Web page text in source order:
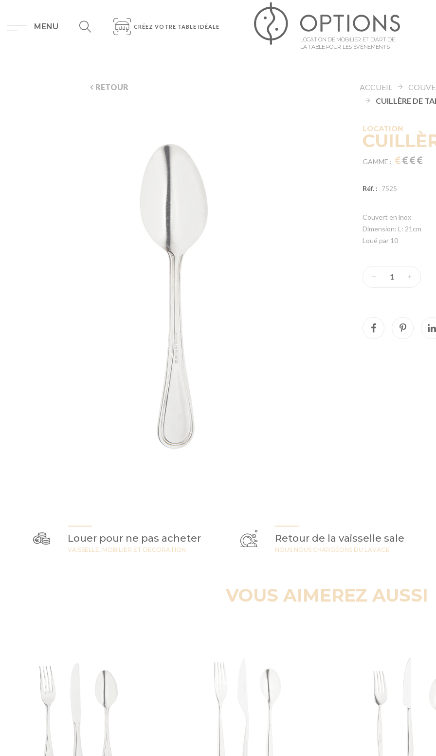
MENU CRÉEZ VOTRE TABLE IDÉALE
LOCATION DE MOBILIER ET D’ART DE
LA TABLE POUR LES ÉVÉNEMENTS
RETOUR ACCUEIL
LOCATION
GAMME :
Réf. : 7525
Couvert en inox
Dimension: L: 21cm
Loué par 10
Louer pour ne pas acheter
VAISSELLE, MOBILIER ET DECORATION
Retour de la vaisselle sale
NOUS NOUS CHARGEONS DU LAVAGE
VOUS AIMEREZ AUSSI